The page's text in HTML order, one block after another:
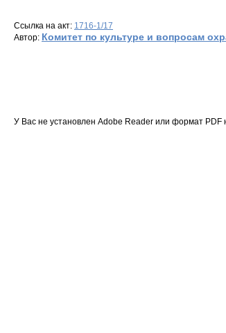
Ссылка на акт: 1716-1/17
Автор: Комитет по культуре и вопросам
У Вас не установлен Adobe Reader или формат